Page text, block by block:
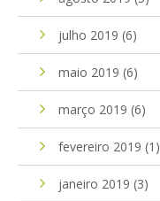
julho 2019 (6)
maio 2019 (6)
março 2019 (6)
fevereiro 2019 (1)
janeiro 2019 (3)